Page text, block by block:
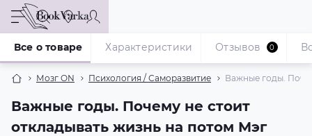
Мозг ON Психология / Саморазвитие Важные годы.
Важные годы. Почему не стоит
откладывать жизнь на потом Мэг
Все о товаре Характеристики Отзывов 0